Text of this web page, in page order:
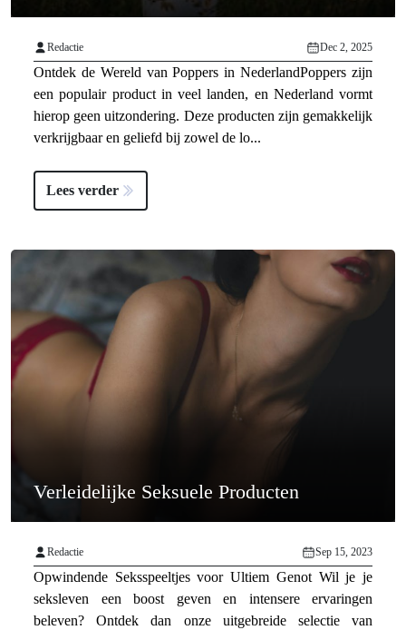
Redactie Dec 2, 2025
Ontdek de Wereld van Poppers in NederlandPoppers zijn
een populair product in veel landen, en Nederland vormt
hierop geen uitzondering. Deze producten zijn gemakkelijk
verkrijgbaar en geliefd bij zowel de lo...
Lees verder
Verleidelijke Seksuele Producten
Redactie Sep 15, 2023
Opwindende Seksspeeltjes voor Ultiem Genot Wil je je
seksleven een boost geven en intensere ervaringen
beleven? Ontdek dan onze uitgebreide selectie van